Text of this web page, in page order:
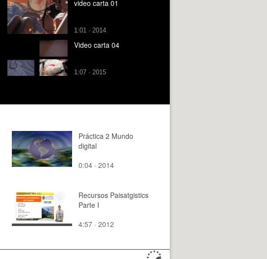
video carta 01
1:01 · 2014
Video carta 04
1:07 · 2015
Práctica 2 Mundo
digital
0:04 · 2014
Recursos Paisatgistics
Parte I
4:57 · 2012